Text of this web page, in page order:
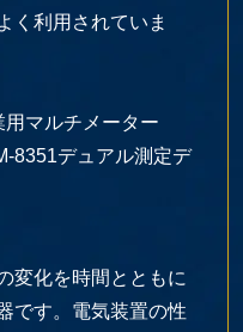
く利用されていま
用マルチメーター
8351デュアル測定デ
変化を時間とともに
です。電気装置の性